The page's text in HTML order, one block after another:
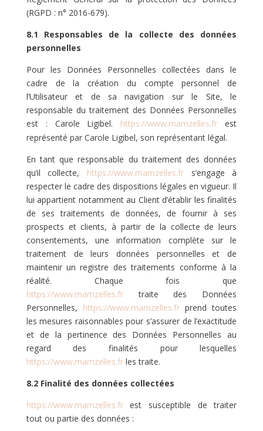
(RGPD : n° 2016-679).
8.1 Responsables de la collecte des données
personnelles
Pour les Données Personnelles collectées dans le
cadre de la création du compte personnel de
l’Utilisateur et de sa navigation sur le Site, le
responsable du traitement des Données Personnelles
est : Carole Ligibel. https://www.mamzelles.fr
est
représenté par Carole Ligibel, son représentant légal.
En tant que responsable du traitement des données
qu’il collecte, https://www.mamzelles.fr
s’engage à
respecter le cadre des dispositions légales en vigueur. Il
lui appartient notamment au Client d’établir les finalités
de ses traitements de données, de fournir à ses
prospects et clients, à partir de la collecte de leurs
consentements, une information complète sur le
traitement de leurs données personnelles et de
maintenir un registre des traitements conforme à la
réalité. Chaque fois que
https://www.mamzelles.fr
traite des Données
Personnelles, https://www.mamzelles.fr prend toutes
les mesures raisonnables pour s’assurer de l’exactitude
et de la pertinence des Données Personnelles au
regard des finalités pour lesquelles
https://www.mamzelles.fr les traite.
8.2 Finalité des données collectées
https://www.mamzelles.frest susceptible de traiter
tout ou partie des données :